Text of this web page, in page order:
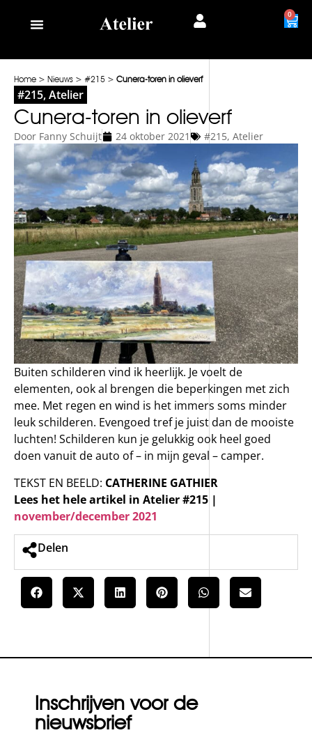
0
Home > Nieuws > #215 > Cunera-toren in olieverf
#215,Atelier
Cunera-toren in olieverf
Door Fanny Schuijt 24 oktober 2021 #215, Atelier
Buiten schilderen vind ik heerlijk. Je voelt de
elementen, ook al brengen die beperkingen met zich
mee. Met regen en wind is het immers soms minder
leuk schilderen. Evengoed tref je juist dan de mooiste
luchten! Schilderen kun je gelukkig ook heel goed
doen vanuit de auto of – in mijn geval – camper.
TEKST EN BEELD: CATHERINE GATHIER
Lees het hele artikel in Atelier #215 |
november/december 2021
Delen
Inschrijven voor de
nieuwsbrief